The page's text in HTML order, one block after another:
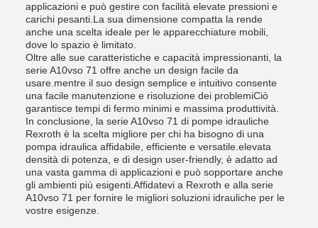
applicazioni e può gestire con facilità elevate pressioni e
carichi pesanti.La sua dimensione compatta la rende
anche una scelta ideale per le apparecchiature mobili,
dove lo spazio è limitato.
Oltre alle sue caratteristiche e capacità impressionanti, la
serie A10vso 71 offre anche un design facile da
usare.mentre il suo design semplice e intuitivo consente
una facile manutenzione e risoluzione dei problemiCiò
garantisce tempi di fermo minimi e massima produttività.
In conclusione, la serie A10vso 71 di pompe idrauliche
Rexroth è la scelta migliore per chi ha bisogno di una
pompa idraulica affidabile, efficiente e versatile.elevata
densità di potenza, e di design user-friendly, è adatto ad
una vasta gamma di applicazioni e può sopportare anche
gli ambienti più esigenti.Affidatevi a Rexroth e alla serie
A10vso 71 per fornire le migliori soluzioni idrauliche per le
vostre esigenze.